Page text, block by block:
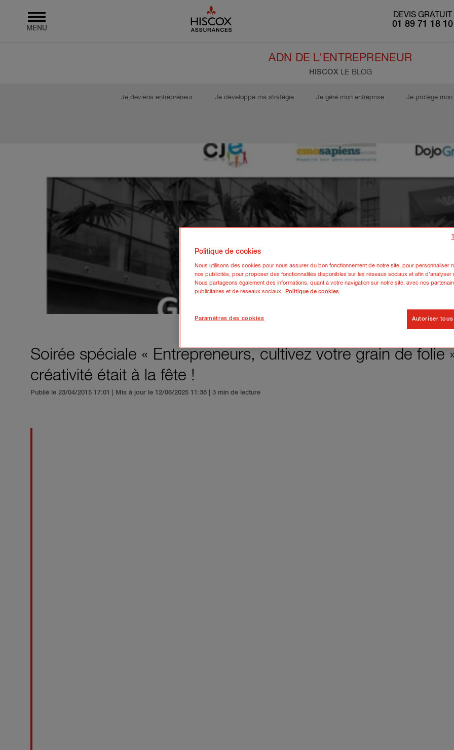
MENU
DEVIS GRATUIT
01 89 71 18 10
ADN DE L'ENTREPRENEUR
HISCOX LE BLOG
Je deviens entrepreneur Je développe ma stratégie Je gère mon entreprise Je protège
Soirée spéciale « Entrepreneurs, cultivez votre grain de folie
créativité était à la fête !
Publié le 23/04/2015 17:01 | Mis à jour le 12/06/2025 11:38 | 3 min de lecture
Politique de cookies
Nous utilisons des cookies pour nous assurer du bon fonctionnement de notre site, pour personnaliser
nos publicités, pour proposer des fonctionnalités disponibles sur les réseaux sociaux et afin d’analyser
Nous partageons également des informations, quant à votre navigation sur notre site, avec nos
publicitaires et de réseaux sociaux. Politique de cookies
Paramètres des cookies Autoriser